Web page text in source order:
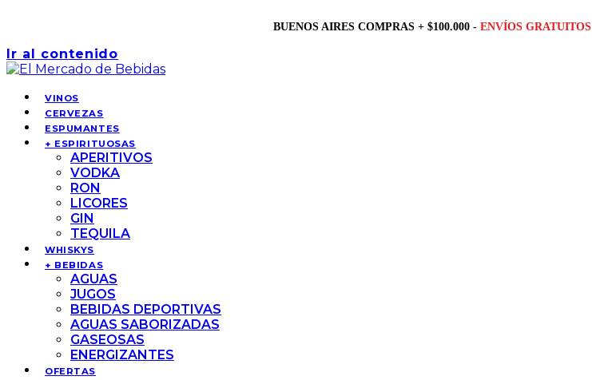
BUENOS AIRES COMPRAS + $100.000 - ENVÍOS GRATUITOS
Ir al contenido
VINOS
CERVEZAS
ESPUMANTES
+ ESPIRITUOSAS
APERITIVOS
VODKA
RON
LICORES
GIN
TEQUILA
WHISKYS
+ BEBIDAS
AGUAS
JUGOS
BEBIDAS DEPORTIVAS
AGUAS SABORIZADAS
GASEOSAS
ENERGIZANTES
OFERTAS